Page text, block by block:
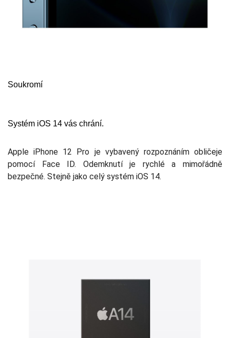
Soukromí
Systém iOS 14 vás chrání.
Apple iPhone 12 Pro je vybavený rozpoznáním obličeje
pomocí Face ID. Odemknutí je rychlé a mimořádně
bezpečné. Stejně jako celý systém iOS 14.